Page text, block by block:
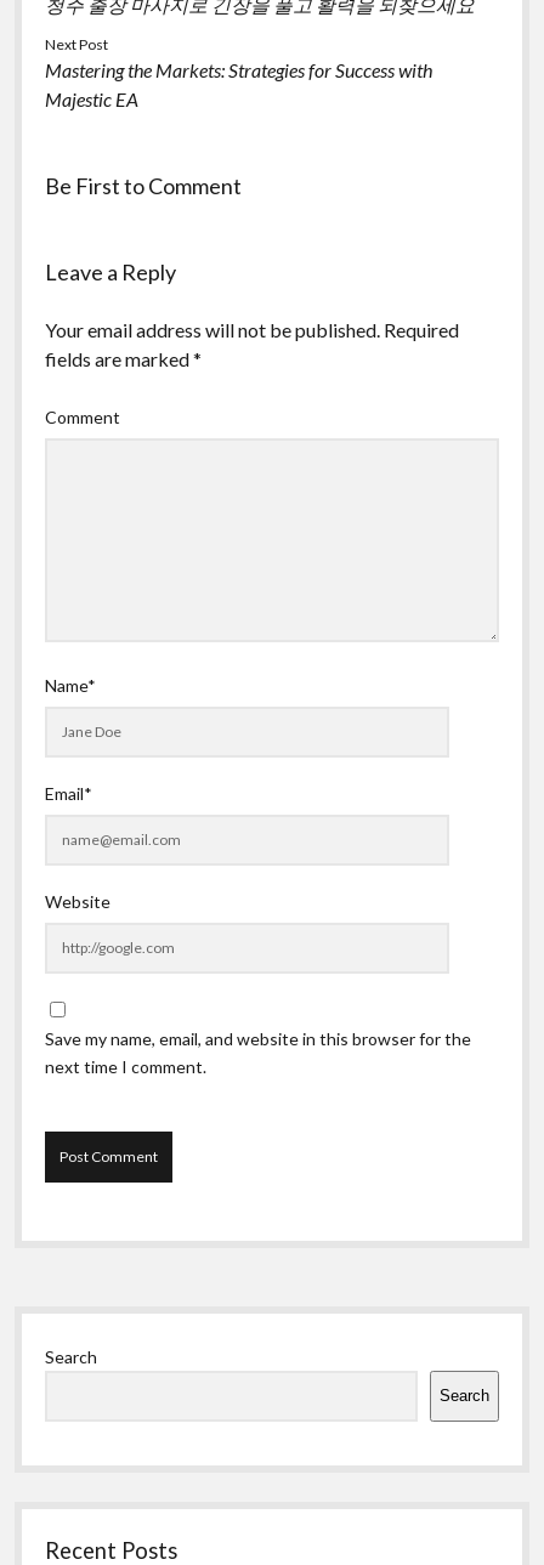
Next Post
Mastering the Markets: Strategies for Success with
Majestic EA
Be First to Comment
Leave a Reply
Your email address will not be published. Required
fields are marked*
Comment
Name*
Email*
Website
Save my name, email, and website in this browser for the
next time I comment.
Sidebar
Search
Search
Recent Posts